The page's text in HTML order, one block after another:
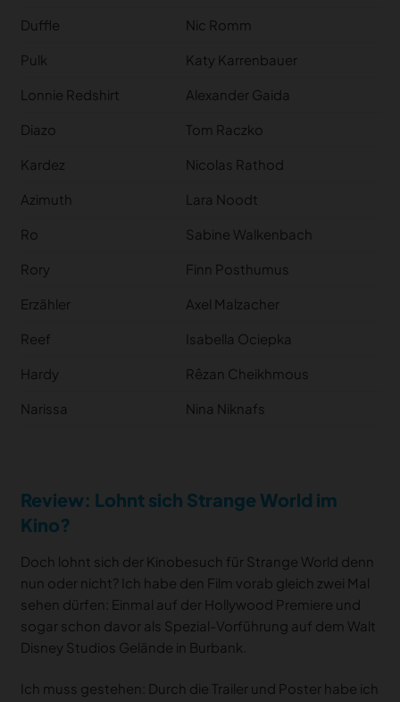
Duffle Nic Romm
Pulk Katy Karrenbauer
Lonnie Redshirt Alexander Gaida
Diazo Tom Raczko
Kardez Nicolas Rathod
Azimuth Lara Noodt
Ro Sabine Walkenbach
Rory Finn Posthumus
Erzähler Axel Malzacher
Reef Isabella Ociepka
Hardy Rêzan Cheikhmous
Narissa Nina Niknafs
Review: Lohnt sich Strange World im
Kino?
Doch lohnt sich der Kinobesuch für Strange World denn
nun oder nicht? Ich habe den Film vorab gleich zwei Mal
sehen dürfen: Einmal auf der Hollywood Premiere und
sogar schon davor als Spezial-Vorführung auf dem Walt
Disney Studios Gelände in Burbank.
Ich muss gestehen: Durch die Trailer und Poster habe ich